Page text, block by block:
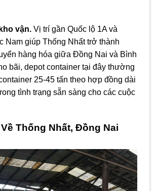
vận. Vị trí gần Quốc lộ 1A và
Nam giúp Thống Nhất trở thành
hàng hóa giữa Đồng Nai và Bình
bãi, depot container tại đây thường
25-45 tấn theo hợp đồng dài
tình trạng sẵn sàng cho các cuộc
Thống Nhất, Đồng Nai